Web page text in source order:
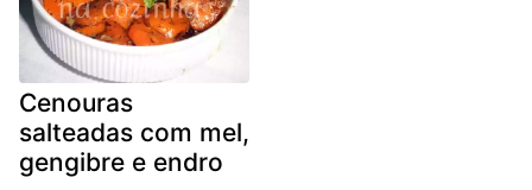
Cenouras
salteadas com mel,
gengibre e endro